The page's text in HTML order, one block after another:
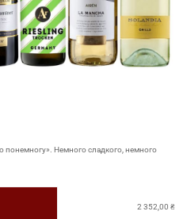
понемногу». Немного сладкого, немного
2 352,00 ₴